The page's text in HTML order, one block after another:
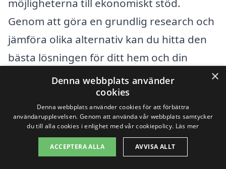
möjligheterna till ekonomiskt stöd.
Genom att göra en grundlig research och
jämföra olika alternativ kan du hitta den
bästa lösningen för ditt hem och din
Få 3 erbjudanden, gratis och utan
förpliktelser
×
Denna webbplats använder
cookies
Denna webbplats använder cookies för att förbättra
användarupplevelsen. Genom att använda vår webbplats samtycker
du till alla cookies i enlighet med vår cookiepolicy. Läs mer
ACCEPTERA ALLA AVVISA ALLT